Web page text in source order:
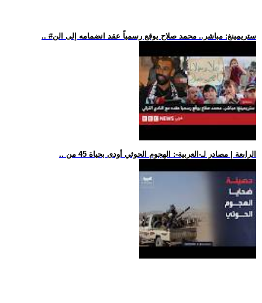
.. #ستريمينغ: مباشر.. محمد صلاح يوقع رسمياً عقد انضمامه إلى الن
.. الرابعة | مصادر لـ-العربية-: الهجوم الحوثي أودى بحياة 45 من